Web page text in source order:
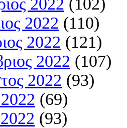
2022 (102)
2022 (110)
2022 (121)
2022 (107)
2022 (93)
2022 (69)
(93)